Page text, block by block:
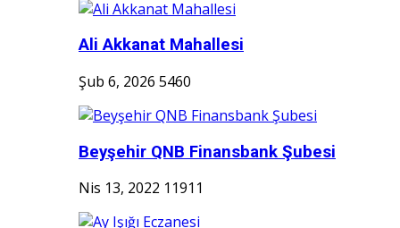
Ali Akkanat Mahallesi
Şub 6, 2026 5460
Beyşehir QNB Finansbank Şubesi
Nis 13, 2022 11911